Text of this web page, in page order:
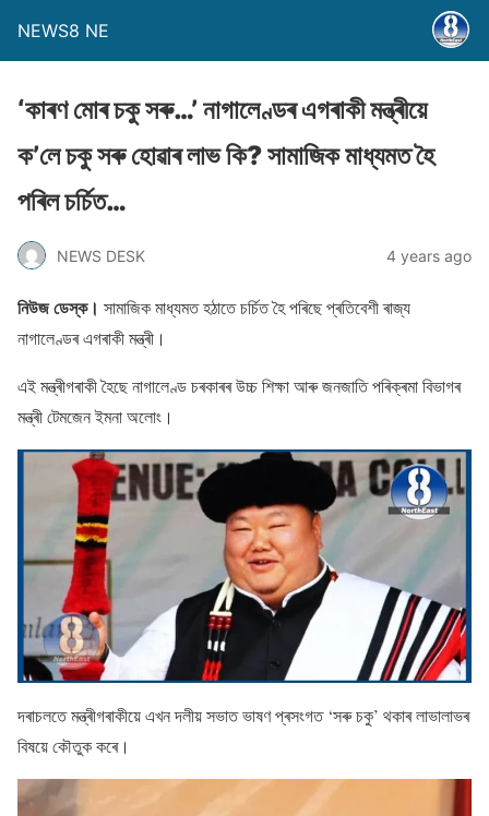
NEWS8 NE
‘কাৰণ মোৰ চকু সৰু…’ নাগালেণ্ডৰ এগৰাকী মন্ত্ৰীয়ে
ক’লে চকু সৰু হােৱাৰ লাভ কি? সামাজিক মাধ্যমত হৈ
পৰিল চৰ্চিত…
NEWS DESK 4 years ago
নিউজ ডেস্ক। সামাজিক মাধ্যমত হঠাতে চৰ্চিত হৈ পৰিছে প্ৰতিবেশী ৰাজ্য
নাগালেণ্ডৰ এগৰাকী মন্ত্ৰী।
এই মন্ত্ৰীগৰাকী হৈছে নাগালেণ্ড চৰকাৰৰ উচ্চ শিক্ষা আৰু জনজাতি পৰিক্ৰমা বিভাগৰ
মন্ত্ৰী টেমজেন ইমনা অলােং।
দৰাচলতে মন্ত্ৰীগৰাকীয়ে এখন দলীয় সভাত ভাষণ প্ৰসংগত ‘সৰু চকু’ থকাৰ লাভালাভৰ
বিষয়ে কৌতুক কৰে।